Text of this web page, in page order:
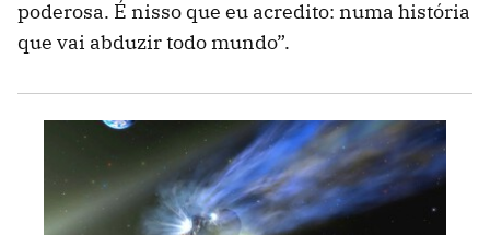
poderosa. É nisso que eu acredito: numa história
que vai abduzir todo mundo”.